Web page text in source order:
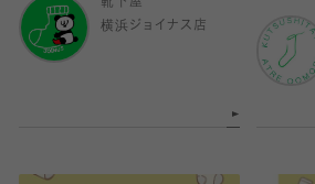
靴下屋
横浜ジョイナス店